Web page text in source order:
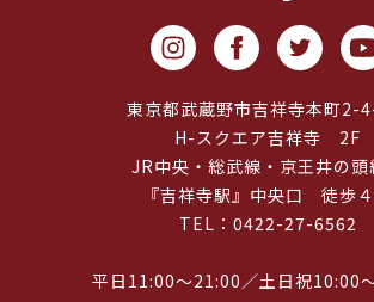
東京都武蔵野市吉祥寺本町2-
H-スクエア吉祥寺 2F
JR中央・総武線・京王井の
『吉祥寺駅』中央口 徒歩
TEL：0422-27-6562
平日11:00～21:00／土日祝10:00